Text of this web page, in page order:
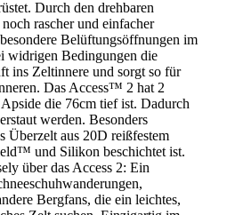
Durch den drehbaren
rascher und einfacher
Belüftungsöffnungen im
widrigen Bedingungen die
ins Zeltinnere und sorgt so für
Das Access™ 2 hat 2
die 76cm tief ist. Dadurch
werden. Besonders
Überzelt aus 20D reißfestem
und Silikon beschichtet ist.
über das Access 2: Ein
Bergfans, die ein leichtes,